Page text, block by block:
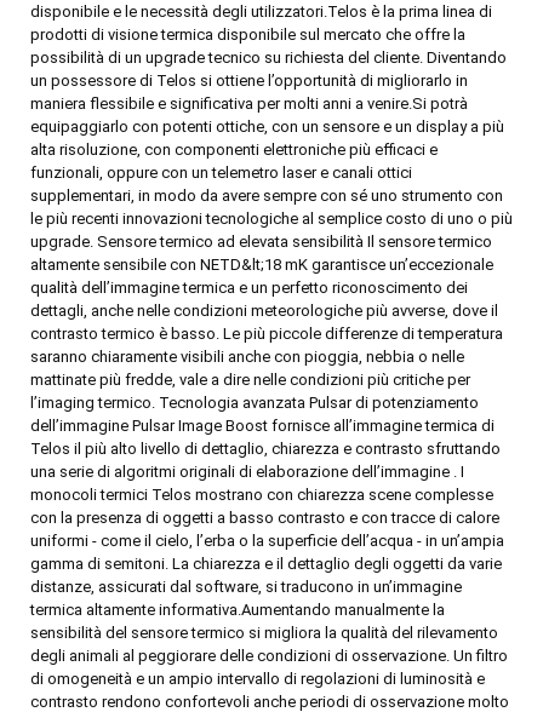
disponibile e le necessità degli utilizzatori.Telos è la prima linea di
prodotti di visione termica disponibile sul mercato che offre la
possibilità di un upgrade tecnico su richiesta del cliente. Diventando
un possessore di Telos si ottiene l’opportunità di migliorarlo in
maniera flessibile e significativa per molti anni a venire.Si potrà
equipaggiarlo con potenti ottiche, con un sensore e un display a più
alta risoluzione, con componenti elettroniche più efficaci e
funzionali, oppure con un telemetro laser e canali ottici
supplementari, in modo da avere sempre con sé uno strumento con
le più recenti innovazioni tecnologiche al semplice costo di uno o più
upgrade. Sensore termico ad elevata sensibilità Il sensore termico
altamente sensibile con NETD&lt;18 mK garantisce un’eccezionale
qualità dell’immagine termica e un perfetto riconoscimento dei
dettagli, anche nelle condizioni meteorologiche più avverse, dove il
contrasto termico è basso. Le più piccole differenze di temperatura
saranno chiaramente visibili anche con pioggia, nebbia o nelle
mattinate più fredde, vale a dire nelle condizioni più critiche per
l’imaging termico. Tecnologia avanzata Pulsar di potenziamento
dell’immagine Pulsar Image Boost fornisce all’immagine termica di
Telos il più alto livello di dettaglio, chiarezza e contrasto sfruttando
una serie di algoritmi originali di elaborazione dell’immagine . I
monocoli termici Telos mostrano con chiarezza scene complesse
con la presenza di oggetti a basso contrasto e con tracce di calore
uniformi - come il cielo, l’erba o la superficie dell’acqua - in un’ampia
gamma di semitoni. La chiarezza e il dettaglio degli oggetti da varie
distanze, assicurati dal software, si traducono in un’immagine
termica altamente informativa.Aumentando manualmente la
sensibilità del sensore termico si migliora la qualità del rilevamento
degli animali al peggiorare delle condizioni di osservazione. Un filtro
di omogeneità e un ampio intervallo di regolazioni di luminosità e
contrasto rendono confortevoli anche periodi di osservazione molto